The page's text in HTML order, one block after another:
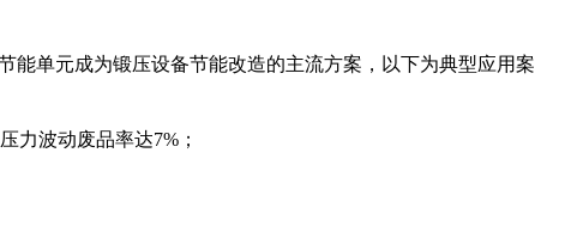
单元成为锻压设备节能改造的主流方案，以下为典型应用案
力波动废品率达7%；